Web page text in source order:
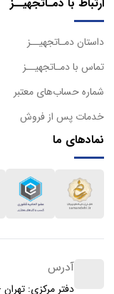
ارتباط با دمـاتجهیــز
داستان دمـاتجهیــز
تماس با دمـاتجهیــز
شماره حساب‌های معتبر
خدمات پس از فروش
نمادهای ما
آدرس
دفتر مرکزی: